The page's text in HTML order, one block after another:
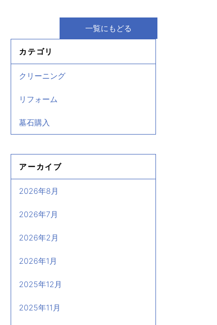
一覧にもどる
カテゴリ
クリーニング
リフォーム
墓石購入
アーカイブ
2026年8月
2026年7月
2026年2月
2026年1月
2025年12月
2025年11月